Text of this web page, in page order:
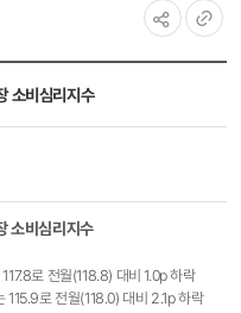
소비심리지수
소비심리지수
로 전월(118.8) 대비 1.0p 하락
로 전월(118.0) 대비 2.1p 하락